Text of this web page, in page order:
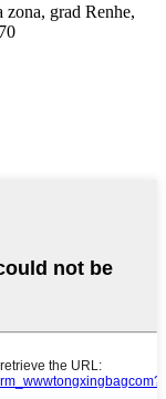
grad Renhe,